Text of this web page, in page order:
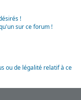
!
sur ce forum !
ou de légalité relatif à ce